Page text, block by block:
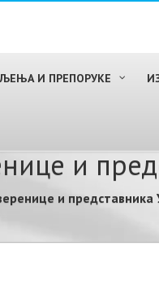
И ПРЕПОРУКЕ
и
и